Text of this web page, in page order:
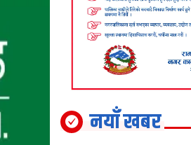
नयाँ खबर